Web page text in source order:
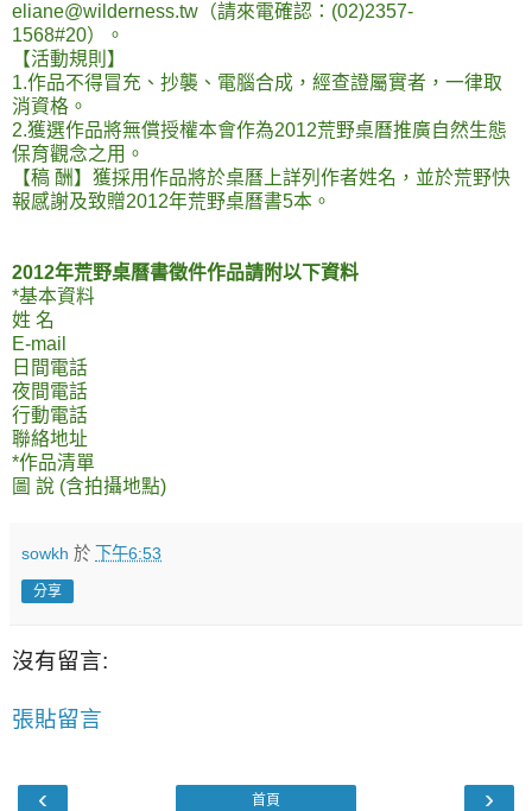
eliane@wilderness.tw（請來電確認：(02)2357-
1568#20）。
【活動規則】
1.作品不得冒充、抄襲、電腦合成，經查證屬實者，一律取
消資格。
2.獲選作品將無償授權本會作為2012荒野桌曆推廣自然生態
保育觀念之用。
【稿 酬】獲採用作品將於桌曆上詳列作者姓名，並於荒野快
報感謝及致贈2012年荒野桌曆書5本。
2012年荒野桌曆書徵件作品請附以下資料
*基本資料
姓 名
E-mail
日間電話
夜間電話
行動電話
聯絡地址
*作品清單
圖 說 (含拍攝地點)
sowkh 於 下午6:53
分享
沒有留言:
張貼留言
‹ ›
首頁